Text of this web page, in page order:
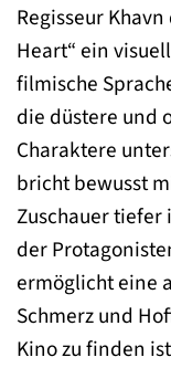
Regisseur
Heart“ ein
filmische
die düstere und
Charaktere
bricht bewusst
Zuschauer
der
ermöglicht eine
Schmerz und
Kino zu finden